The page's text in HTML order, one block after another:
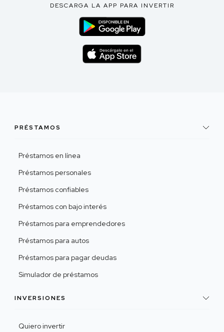
DESCARGA LA APP PARA INVERTIR
PRÉSTAMOS
Préstamos en línea
Préstamos personales
Préstamos confiables
Préstamos con bajo interés
Préstamos para emprendedores
Préstamos para autos
Préstamos para pagar deudas
Simulador de préstamos
INVERSIONES
Quiero invertir